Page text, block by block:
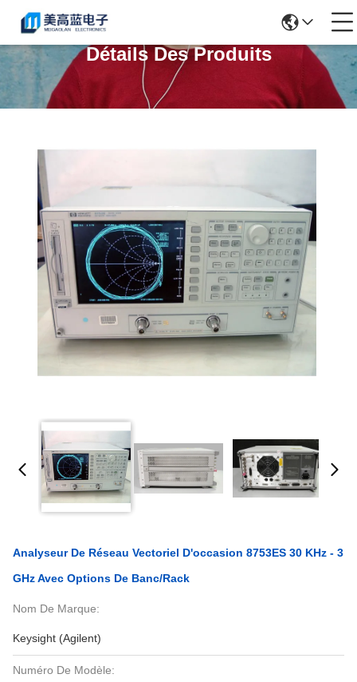
Détails Des Produits
Analyseur De Réseau Vectoriel D'occasion 8753ES 30 KHz - 3
GHz Avec Options De Banc/rack
Nom De Marque:
Keysight (Agilent)
Numéro De Modèle: